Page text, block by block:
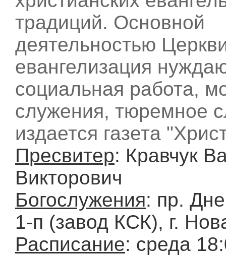
традиций. Основной
деятельностью
евангелизация
социальная работа,
служения, тюремное
издается газета
Пресвитер: Кравчук
Викторович
Богослужения: пр.
1-п (завод КСК), г.
Расписание: среда